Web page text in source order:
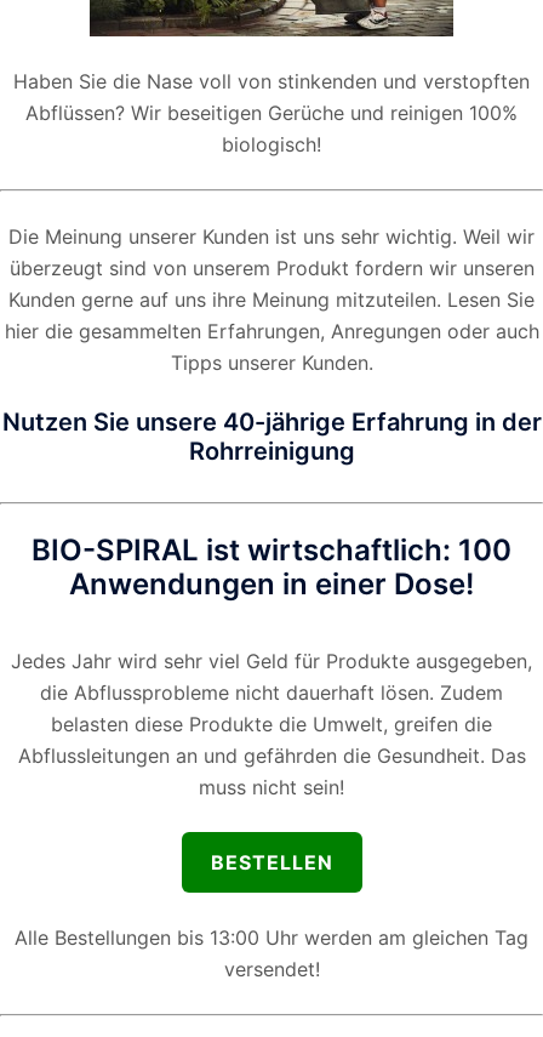
Haben Sie die Nase voll von stinkenden und verstopften
Abflüssen? Wir beseitigen Gerüche und reinigen 100%
biologisch!
Die Meinung unserer Kunden ist uns sehr wichtig. Weil wir
überzeugt sind von unserem Produkt fordern wir unseren
Kunden gerne auf uns ihre Meinung mitzuteilen. Lesen Sie
hier die gesammelten Erfahrungen, Anregungen oder auch
Tipps unserer Kunden.
Nutzen Sie unsere 40-jährige Erfahrung in der
Rohrreinigung
BIO-SPIRAL ist wirtschaftlich: 100
Anwendungen in einer Dose!
Jedes Jahr wird sehr viel Geld für Produkte ausgegeben,
die Abflussprobleme nicht dauerhaft lösen. Zudem
belasten diese Produkte die Umwelt, greifen die
Abflussleitungen an und gefährden die Gesundheit. Das
muss nicht sein!
BESTELLEN
Alle Bestellungen bis 13:00 Uhr werden am gleichen Tag
versendet!